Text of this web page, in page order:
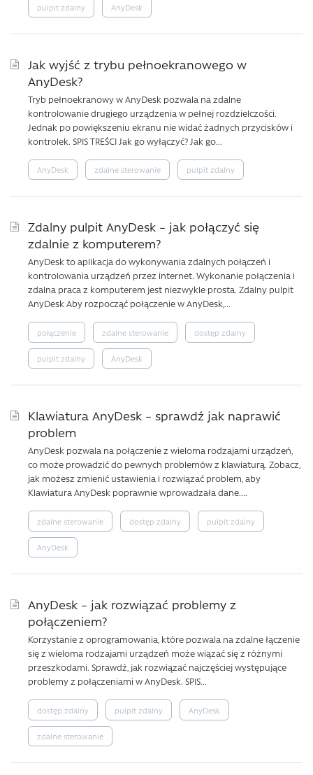
pulpit zdalny AnyDesk
Jak wyjść z trybu pełnoekranowego w
AnyDesk?
Tryb pełnoekranowy w AnyDesk pozwala na zdalne
kontrolowanie drugiego urządzenia w pełnej rozdzielczości.
Jednak po powiększeniu ekranu nie widać żadnych przycisków i
kontrolek. SPIS TREŚCI Jak go wyłączyć? Jak go...
AnyDesk zdalne sterowanie pulpit zdalny
Zdalny pulpit AnyDesk – jak połączyć się
zdalnie z komputerem?
AnyDesk to aplikacja do wykonywania zdalnych połączeń i
kontrolowania urządzeń przez internet. Wykonanie połączenia i
zdalna praca z komputerem jest niezwykle prosta. Zdalny pulpit
AnyDesk Aby rozpocząć połączenie w AnyDesk,...
połączenie zdalne sterowanie dostęp zdalny
pulpit zdalny AnyDesk
Klawiatura AnyDesk – sprawdź jak naprawić
problem
AnyDesk pozwala na połączenie z wieloma rodzajami urządzeń,
co może prowadzić do pewnych problemów z klawiaturą. Zobacz,
jak możesz zmienić ustawienia i rozwiązać problem, aby
Klawiatura AnyDesk poprawnie wprowadzała dane....
zdalne sterowanie dostęp zdalny pulpit zdalny
AnyDesk
AnyDesk – jak rozwiązać problemy z
połączeniem?
Korzystanie z oprogramowania, które pozwala na zdalne łączenie
się z wieloma rodzajami urządzeń może wiązać się z różnymi
przeszkodami. Sprawdź, jak rozwiązać najczęściej występujące
problemy z połączeniami w AnyDesk. SPIS...
dostęp zdalny pulpit zdalny AnyDesk
zdalne sterowanie